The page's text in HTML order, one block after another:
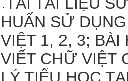
HUẤN SỬ
VIỆT 1, 2, 3; BÀI
VIẾT CHỮ VIỆT